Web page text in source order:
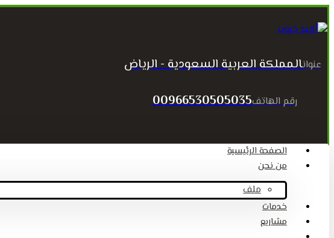
عنوانالمملكة العربية السعودية - الرياض
رقم الهاتف00966530505035
الصفحة الرئيسية
من نحن
ملف
خدمات
مشاريع